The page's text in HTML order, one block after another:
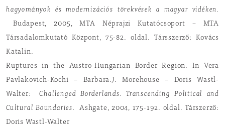
hagyományok és modernizációs törekvések a magyar vidéken.
Budapest, 2005, MTA Néprajzi Kutatócsoport – MTA
Társadalomkutató Központ, 75-82. oldal. Társszerző: Kovács
Katalin.
Ruptures in the Austro-Hungarian Border Region. In Vera
Pavlakovich-Kochi – Barbara.J. Morehouse – Doris Wastl-
Walter:Challenged Borderlands. Transcending Political and
Cultural Boundaries.
Ashgate, 2004, 175-192. oldal. Társzerző:
Doris Wastl-Walter